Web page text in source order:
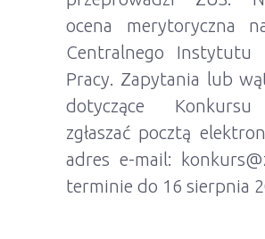
ocena merytoryczna
Centralnego Instytutu
Pracy. Zapytania lub
dotyczące
zgłaszać pocztą
adres e-mail:
terminie do 16 sierpnia